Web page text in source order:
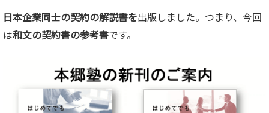
日本企業同士の契約の解説書を出版しました。つまり、今回
は和文の契約書の参考書です。